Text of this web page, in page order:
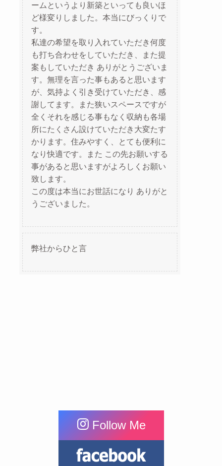
ームというより新築といっても良いほ
ど様変りしました。本当にびっくりで
す。
私達の希望を取り入れていただき何度
も打ち合わせをしていただき、また提
案もしていただき ありがとうございま
す。無理を言った事もあると思います
が、気持よく引き受けていただき、感
謝してます。また狭いスペースですが
全くそれを感じる事もなく収納も各場
所にたくさん設けていただき大変たす
かります。住みやすく、とても便利に
なり快適です。また この先お願いする
事があると思いますがよろしくお願い
致します。
この度は本当にお世話になり ありがと
うございました。
弊社からひと言
Follow Me